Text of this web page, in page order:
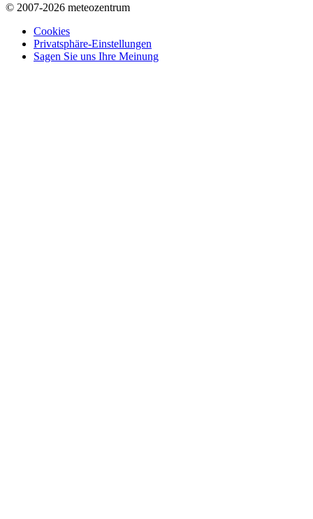
© 2007-2026 meteozentrum
Cookies
Privatsphäre-Einstellungen
Sagen Sie uns Ihre Meinung